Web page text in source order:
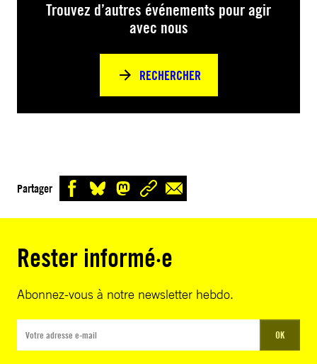
Trouvez d’autres événements pour agir
avec nous
RECHERCHER
Partager
Rester informé·e
Abonnez-vous à notre newsletter hebdo.
OK